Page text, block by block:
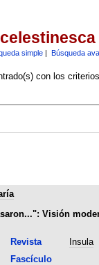
simple| Búsqueda
con los
Visión
Revista
Insula
Fascículo